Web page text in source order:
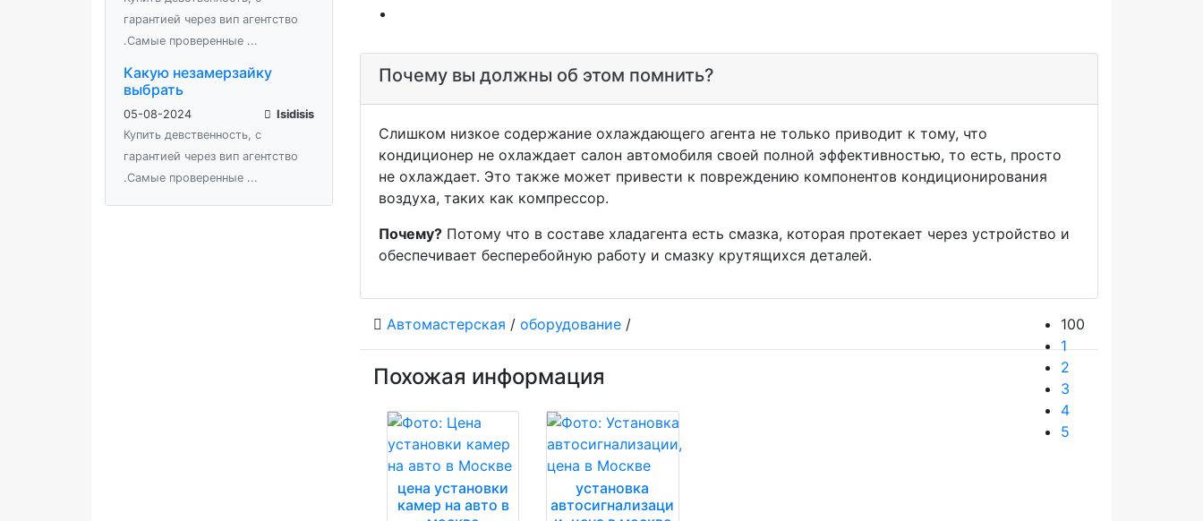
гарантией через вип агентство
.Самые проверенные ...
Какую незамерзайку
выбрать
05-08-2024
Isidisis
Купить девственность, с
гарантией через вип агентство
.Самые проверенные ...
Почему вы должны об этом помнить?
Слишком низкое содержание охлаждающего агента не только приводит к тому, что
кондиционер не охлаждает салон автомобиля своей полной эффективностью, то есть, просто
не охлаждает. Это также может привести к повреждению компонентов кондиционирования
воздуха, таких как компрессор.
Почему? Потому что в составе хладагента есть смазка, которая протекает через устройство и
обеспечивает бесперебойную работу и смазку крутящихся деталей.
Автомастерская / оборудование /
100
1
2
3
4
5
Похожая информация
цена установки
камер на авто в
установка
автосигнализаци